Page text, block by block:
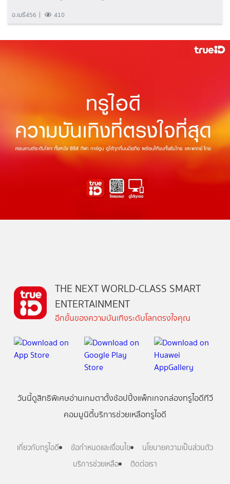
อ.เมธี456 410
THE NEXT WORLD-CLASS SMART
ENTERTAINMENT
อีกขั้นของความบันเทิงระดับโลกตรงใจคุณ
วันนี้ดูสิทธิพิเศษอ่านเกมตาตั้งช้อปปิ้งแพ็กเกจกล่องทรูไอดีทีวี
คอมมูนิตี้บริการช่วยเหลือทรูไอดี
เกี่ยวกับทรูไอดี ข้อกำหนดและเงื่อนไข
นโยบายความเป็นส่วนตัว
บริการช่วยเหลือ
ติดต่อเรา